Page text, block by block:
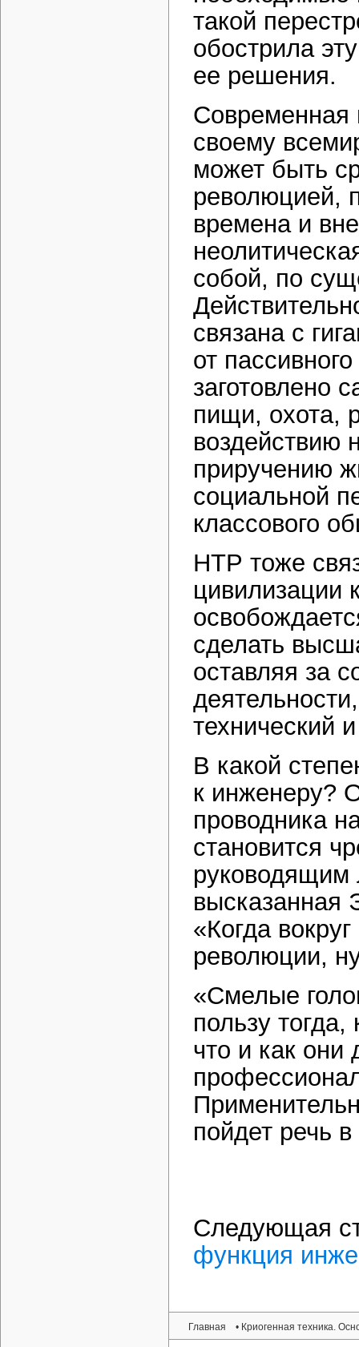
такой
обострила
ее решения.
Современная
своему
может быть
революцией,
времена и
собой, по
связана с
от
заготовлено
пищи, охота,
воздействию
приручению
социальной
классового
НТР тоже
цивилизации
сделать
оставляя за
технический
В какой
к инженеру?
проводника
становится
руководящим
высказанная
«Когда
революции,
«Смелые
пользу
что и как они
пойдет речь
Следующая
функция
Главная • Криогенная техника.